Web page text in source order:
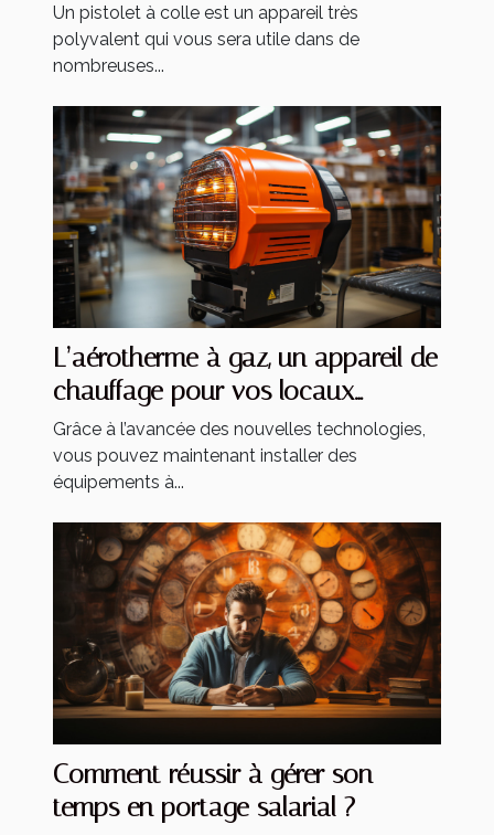
Un pistolet à colle est un appareil très
polyvalent qui vous sera utile dans de
nombreuses...
L’aérotherme à gaz, un appareil de
chauffage pour vos locaux
industriels
Grâce à l’avancée des nouvelles technologies,
vous pouvez maintenant installer des
équipements à...
Comment réussir à gérer son
temps en portage salarial ?